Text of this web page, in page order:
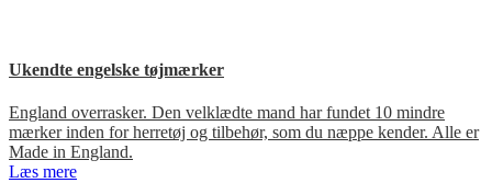
Ukendte engelske tøjmærker
England overrasker. Den velklædte mand har fundet 10 mindre
mærker inden for herretøj og tilbehør, som du næppe kender. Alle er
Made in England.
Læs mere